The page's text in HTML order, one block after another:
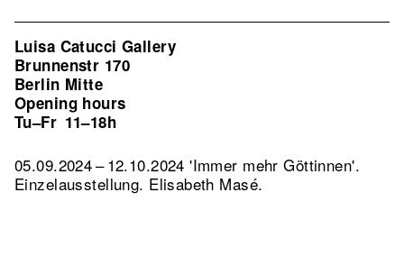
Luisa Catucci Gallery
Brunnenstr 170
Berlin Mitte
Opening hours
Tu–Fr 11–18h
05.09.2024 – 12.10.2024 'Immer mehr Göttinnen'.
Einzelausstellung. Elisabeth Masé.